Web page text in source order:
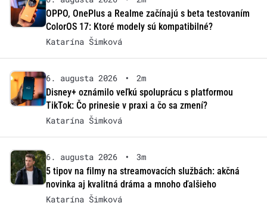
OPPO, OnePlus a Realme začínajú s beta testovaním
ColorOS 17: Ktoré modely sú kompatibilné?
Katarína Šimková
6. augusta 2026 •
2m
Disney+ oznámilo veľkú spoluprácu s platformou
TikTok: Čo prinesie v praxi a čo sa zmení?
Katarína Šimková
6. augusta 2026 •
3m
5 tipov na filmy na streamovacích službách: akčná
novinka aj kvalitná dráma a mnoho ďalšieho
Katarína Šimková